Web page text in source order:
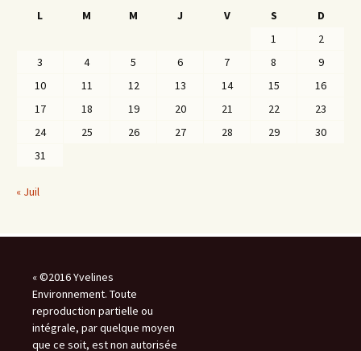
L
M M J V S
D
1
2
3
4 5 6 7 8
9
10
11 12 13 14 15
16
17
18 19 20 21 22
23
24
25 26 27 28 29
30
31
« Juil
« ©2016 Yvelines
Environnement. Toute
reproduction partielle ou
intégrale, par quelque moyen
que ce soit, est non autorisée